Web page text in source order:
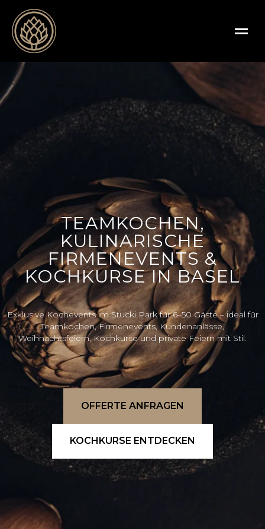
TEAMKOCHEN,
KULINARISCHE
FIRMENEVENTS &
KOCHKURSE IN BASEL
Exklusive Kochevents im Stucki Park für 6–50 Gäste – ideal für
Teamkochen, Firmenevents, Kundenanlässe,
Weihnachtsfeiern, Kochkurse und private Feiern mit Stil.
OFFERTE ANFRAGEN
KOCHKURSE ENTDECKEN